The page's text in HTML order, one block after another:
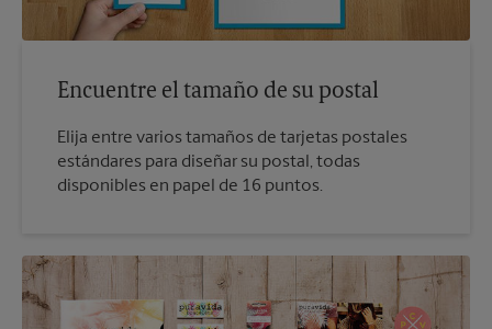
Encuentre el tamaño de su postal
Elija entre varios tamaños de tarjetas postales
estándares para diseñar su postal, todas
disponibles en papel de 16 puntos.